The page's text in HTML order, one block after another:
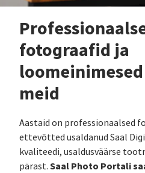
fotograafid ja
meid
Aastaid on professionaalsed
ettevõtted usaldanud Saal
kvaliteedi, usaldusväärse
pärast. Saal Photo Portali